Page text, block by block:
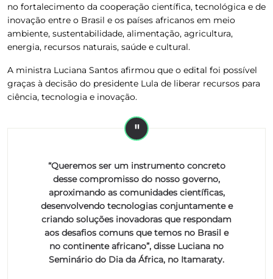
no fortalecimento da cooperação científica, tecnológica e de
inovação entre o Brasil e os países africanos em meio
ambiente, sustentabilidade, alimentação, agricultura,
energia, recursos naturais, saúde e cultural.
A ministra Luciana Santos afirmou que o edital foi possível
graças à decisão do presidente Lula de liberar recursos para
ciência, tecnologia e inovação.
“Queremos ser um instrumento concreto
desse compromisso do nosso governo,
aproximando as comunidades científicas,
desenvolvendo tecnologias conjuntamente e
criando soluções inovadoras que respondam
aos desafios comuns que temos no Brasil e
no continente africano”, disse Luciana no
Seminário do Dia da África, no Itamaraty.